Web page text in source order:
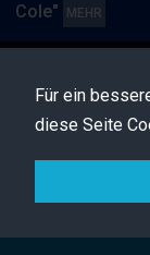
Für ein
diese Seite
Cole"
MEHR
BAND
BERRY BLUE &
Live Jazz im
&